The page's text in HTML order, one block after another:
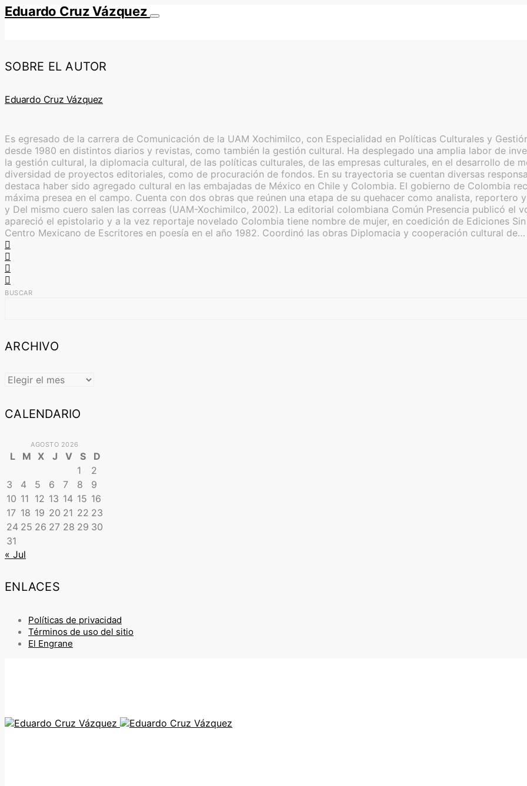
Eduardo Cruz Vázquez
SOBRE EL AUTOR
Eduardo Cruz Vázquez
Es egresado de la carrera de Comunicación de la UAM Xochimilco, con Especialidad en Políticas Culturales y
desde 1980 en distintos diarios y revistas, como también la gestión cultural. Ha desplegado una amplia labor de
la gestión cultural, la diplomacia cultural, de las políticas culturales, de las empresas culturales, en el desarrollo de
diversidad de proyectos editoriales, como de procuración de fondos. En su trayectoria se cuentan diversas
destaca haber sido agregado cultural en las embajadas de México en Chile y Colombia. El gobierno de Colombia
máxima presea en el campo. Cuenta con dos obras que reúnen una etapa de su quehacer como analista,
y Del mismo cuero salen las correas (UAM-Xochimilco, 2002). La editorial colombiana Común Presencia publicó el
apareció el epistolario y a la vez reportaje novelado Colombia tiene nombre de mujer, en coedición de Ediciones
Centro Mexicano de Escritores en poesía en el año 1982. Coordinó las obras Diplomacia y cooperación cultural de…
BUSCAR
ARCHIVO
ARCHIVO
CALENDARIO
AGOSTO 2026
L M X J V S
D
1
2
3
4 5 6 7 8
9
10 11 12 13 14 15 16
17 18 19 20 21 22 23
24 25 26 27 28 29 30
31
« Jul
ENLACES
Políticas de privacidad
Términos de uso del sitio
El Engrane